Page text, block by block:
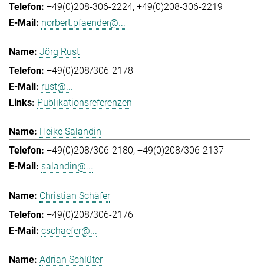
+49(0)208-306-2224 +49(0)208-306-2219
norbert.pfaender@...
Jörg Rust
+49(0)208/306-2178
rust@...
Publikationsreferenzen
Heike Salandin
+49(0)208/306-2180 +49(0)208/306-2137
salandin@...
Christian Schäfer
+49(0)208/306-2176
cschaefer@...
Adrian Schlüter